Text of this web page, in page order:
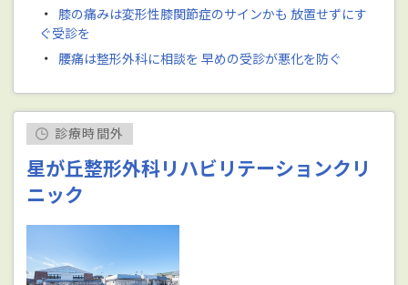
・ 膝の痛みは変形性膝関節症のサインかも 放置せずにす
ぐ受診を
・ 腰痛は整形外科に相談を 早めの受診が悪化を防ぐ
診療時間外
星が丘整形外科リハビリテーションクリ
ニック